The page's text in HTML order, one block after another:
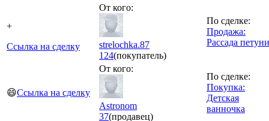
+
Ссылка на сделку
От кого:
strelochka.87
124(покупатель)
По сделке:
Продажа:
Рассада
😄Ссылка на сделку
От кого:
Astronom
37(продавец)
По сделке:
Покупка:
Детская
ванночка